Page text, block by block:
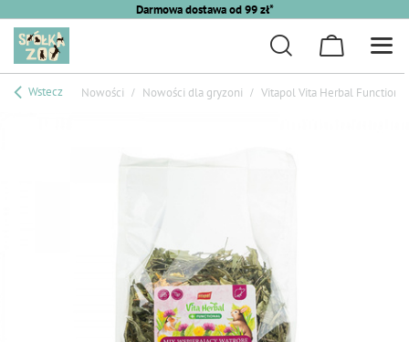
Darmowa dostawa od 99 zł*
Wstecz Nowości Nowości dla gryzoni Vitapol Vita Herbal